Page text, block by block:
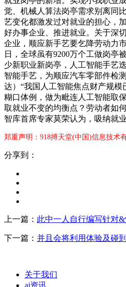
觉、机械人算法岗亭需求别离同
艺变化都激发过对就业的担心，
好办事企业、推进就业。关于深
企业，顺应新手艺要乞降劳动力
日，全球虽有9200万个工做岗亭
少新职业新岗亭，人工智能手艺
智能手艺，为顺应汽车零部件检
达）“我国人工智能焦点财产规
糊口体例，做为毗连人工智能取
取就业不变的均衡点？劳动者如
智库首席专家莫荣认为，吸纳就
郑重声明：918搏天堂(中国)信息技术
分享到：
上一篇： 此中一人自行编写针对
下一篇： 并且会将利用体验及碰
关于我们